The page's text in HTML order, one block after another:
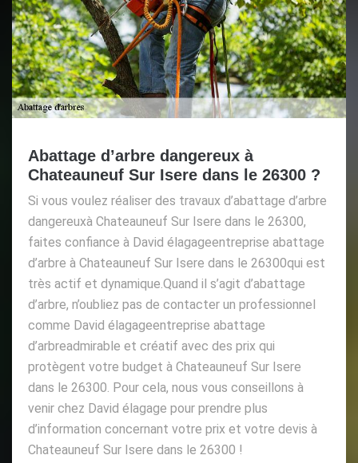
Abattage d’arbre dangereux à
Chateauneuf Sur Isere dans le 26300 ?
Si vous voulez réaliser des travaux d’abattage d’arbre
dangereuxà Chateauneuf Sur Isere dans le 26300,
faites confiance à David élagageentreprise abattage
d’arbre à Chateauneuf Sur Isere dans le 26300qui est
très actif et dynamique.Quand il s’agit d’abattage
d’arbre, n’oubliez pas de contacter un professionnel
comme David élagageentreprise abattage
d’arbreadmirable et créatif avec des prix qui
protègent votre budget à Chateauneuf Sur Isere
dans le 26300. Pour cela, nous vous conseillons à
venir chez David élagage pour prendre plus
d’information concernant votre prix et votre devis à
Chateauneuf Sur Isere dans le 26300 !